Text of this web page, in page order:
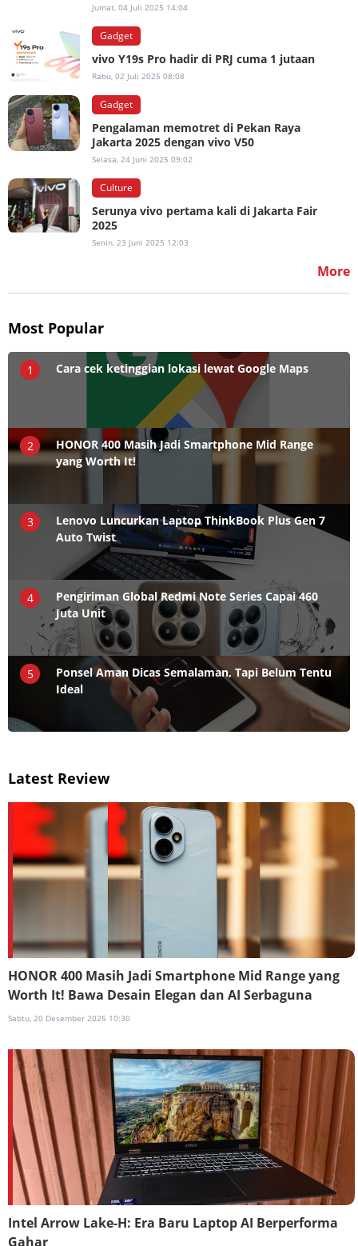
Jumat, 04 Juli 2025 14:04
Gadget
vivo Y19s Pro hadir di PRJ cuma 1 jutaan
Rabu, 02 Juli 2025 08:08
Gadget
Pengalaman memotret di Pekan Raya
Jakarta 2025 dengan vivo V50
Selasa, 24 Juni 2025 09:02
Culture
Serunya vivo pertama kali di Jakarta Fair
2025
Senin, 23 Juni 2025 12:03
More
Most Popular
1 Cara cek ketinggian lokasi lewat Google Maps
2
HONOR 400 Masih Jadi Smartphone Mid Range
yang Worth It!
3
Lenovo Luncurkan Laptop ThinkBook Plus Gen 7
Auto Twist
4
Pengiriman Global Redmi Note Series Capai 460
Juta Unit
5
Ponsel Aman Dicas Semalaman, Tapi Belum Tentu
Ideal
Latest Review
HONOR 400 Masih Jadi Smartphone Mid Range yang
Worth It! Bawa Desain Elegan dan AI Serbaguna
Sabtu, 20 Desember 2025 10:30
Intel Arrow Lake-H: Era Baru Laptop AI Berperforma
Gahar